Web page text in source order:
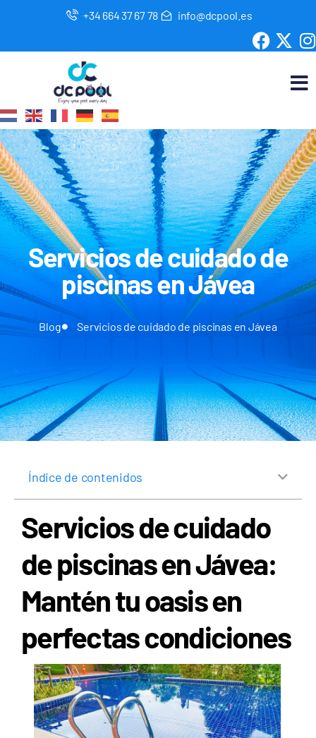
+34 664 37 67 78 info@dcpool.es
Servicios de cuidado de
piscinas en Jávea
Blog Servicios de cuidado de piscinas en Jávea
Índice de contenidos
Servicios de cuidado
de piscinas en Jávea:
Mantén tu oasis en
perfectas condiciones